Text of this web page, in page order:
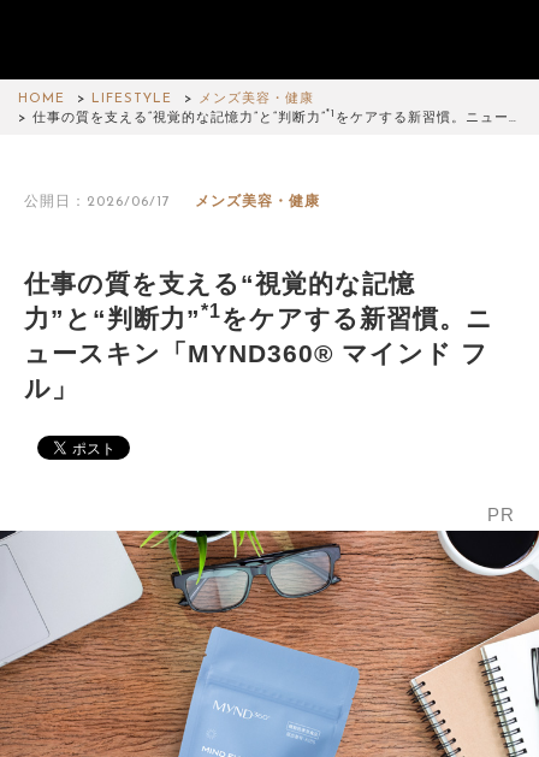
HOME LIFESTYLE
メンズ美容・健康
仕事の質を支える“視覚的な記憶力”と“判断力”*1 をケアする新習慣。ニュー…
公開日：2026/06/17 メンズ美容・健康
仕事の質を支える“視覚的な記憶
力”と“判断力”*1をケアする新習慣。ニ
ュースキン「MYND360® マインド フ
ル」
PR